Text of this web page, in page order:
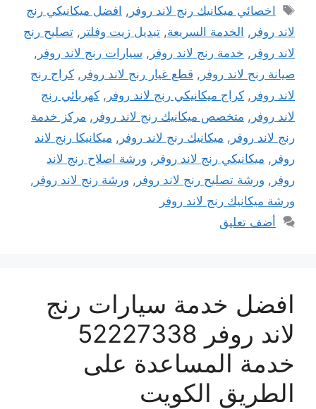
الوسوم
اخصائي ميكانيك رنج لاند روفر , افضل ميكانيكي رنج
لاند روفر , الخدمة السريعة, تبديل زيت وفلتر , تصليح رنج
لاند روفر , خدمة رنج لاند روفر , سيارات رنج لاند روفر ,
صيانة رنج لاند روفر , قطع غيار رنج لاند روفر , كراج رنج
لاند روفر , كراج ميكانيكي رنج لاند روفر , كهربائي رنج
لاند روفر , متخصص ميكانيك رنج لاند روفر , مركز خدمة
رنج لاند روفر , ميكانيك رنج لاند روفر , ميكانيكا رنج لاند
روفر , ميكانيكي رنج لاند روفر , ورشة اصلاح رنج لاند
روفر , ورشة تصليح رنج لاند روفر , ورشة رنج لاند روفر ,
ورشة ميكانيك رنج لاند روفر
أضف تعليق
افضل خدمة سيارات رنج
لاند روفر 52227338
خدمة المساعدة على
الطريق الكويت